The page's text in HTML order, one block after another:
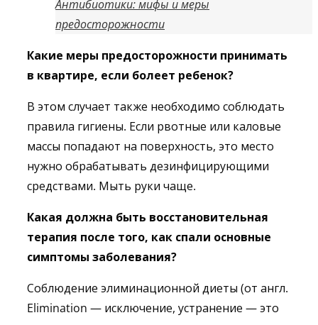
Антибиотики: мифы и меры
предосторожности
Какие меры предосторожности принимать
в квартире, если болеет ребенок?
В этом случает также необходимо соблюдать
правила гигиены. Если рвотные или каловые
массы попадают на поверхность, это место
нужно обрабатывать дезинфицирующими
средствами. Мыть руки чаще.
Какая должна быть восстановительная
терапия после того, как спали основные
симптомы заболевания?
Соблюдение элиминационной диеты (от англ.
Elimination — исключение, устранение — это